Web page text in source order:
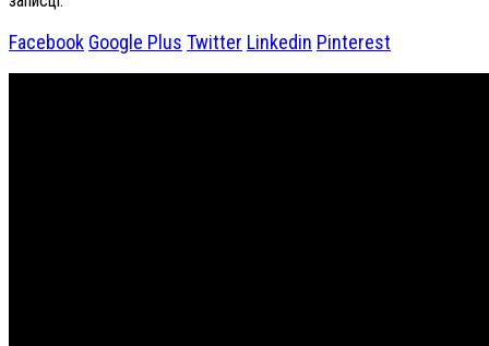
Facebook Google Plus Twitter Linkedin Pinterest